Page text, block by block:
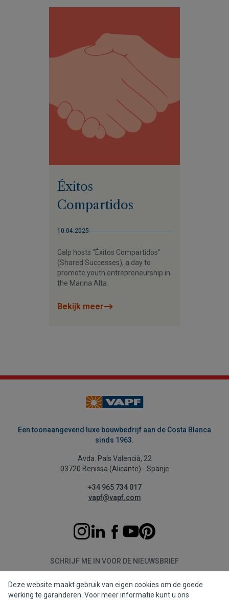
Éxitos
Compartidos
10.04.2025
Calp hosts "Éxitos Compartidos"
(Shared Successes), a day to
promote youth entrepreneurship in
the Marina Alta.
Bekijk meer
Een toonaangevend luxe bouwbedrijf aan de Costa Blanca
sinds 1963.
Avda. País Valencià, 22
03720 Benissa (Alicante) - Spanje
+34 965 734 017
vapf@vapf.com
SCHRIJF ME IN VOOR DE NIEUWSBRIEF
Aanmelden
Deze website maakt gebruik van eigen cookies om de goede
werking te garanderen. Voor meer informatie kunt u ons